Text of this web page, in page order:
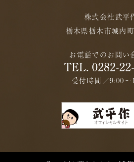
株式会社武平
栃木県栃木市城内
お電話でのお問い
TEL. 0282-
受付時間／9:00〜